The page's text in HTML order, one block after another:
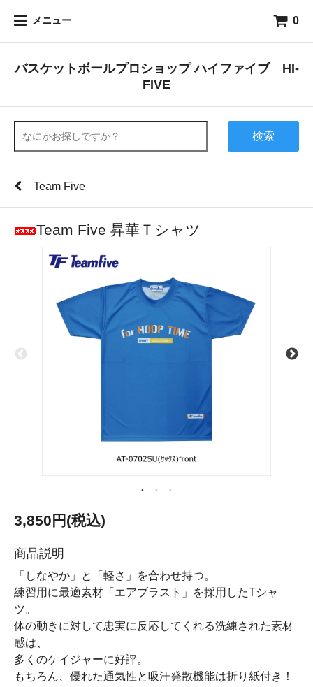
メニュー 0
バスケットボールプロショップ ハイファイブ HI-
FIVE
検索
Team Five
Team Five 昇華Ｔシャツ
3,850円(税込)
商品説明
「しなやか」と「軽さ」を合わせ持つ。
練習用に最適素材「エアブラスト」を採用したTシャ
ツ。
体の動きに対して忠実に反応してくれる洗練された素材
感は、
多くのケイジャーに好評。
もちろん、優れた通気性と吸汗発散機能は折り紙付き！